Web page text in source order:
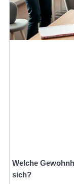
Welche
sich?